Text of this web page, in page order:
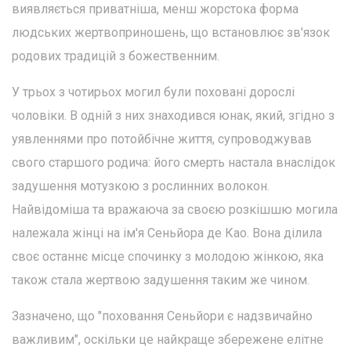
виявляється приватніша, менш жорстока форма
людських жертвоприношень, що встановлює зв'язок
родових традицій з божественним.
У трьох з чотирьох могил були поховані дорослі
чоловіки. В одній з них знаходився юнак, який, згідно з
уявленнями про потойбічне життя, супроводжував
свого старшого родича: його смерть настала внаслідок
задушення мотузкою з рослинних волокон.
Найвідоміша та вражаюча за своєю розкішшю могила
належала жінці на ім'я Сеньйора де Као. Вона ділила
своє останнє місце спочинку з молодою жінкою, яка
також стала жертвою задушення таким же чином.
Зазначено, що "поховання Сеньйори є надзвичайно
важливим", оскільки це найкраще збережене елітне